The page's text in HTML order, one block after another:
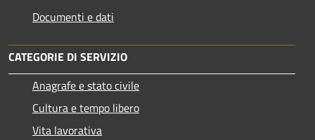
Documenti e dati
CATEGORIE DI SERVIZIO
Anagrafe e stato civile
Cultura e tempo libero
Vita lavorativa